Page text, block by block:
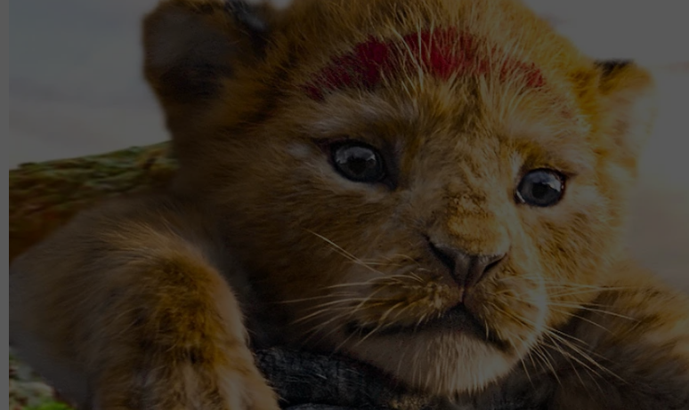
Puan Nordina menambah, penganjuran program ini juga selaras dengan usaha memperkukuh
sistem sokongan sosial dan psikososial melalui inisiatif seperti Pusat Sokongan Sosial
Setempat (PSSS) YKN, yang menyediakan khidmat kaunseling berdaftar, bimbingan dan
intervensi kepada mereka yang memerlukan.
Program Kasih Fun Run 2025 Yayasan Kebajikan Negara Kementerian Pembangunan Wanita,
Keluarga dan Masyarakat (KPWKM), dengan Kerjasama Sinar Karangkraf Sdn Bhd, dan KL Car
Free Morning, sebagai platform santai dan positif untuk menggalakkan masyarakat bergerak
aktif sambil menyebarkan mesej kesihatan mental.
Larian sejauh 5 kilometer itu dijangka menarik lebih 1,000 peserta dari pelbagai lapisan
masyarakat termasuk keluarga, pelajar dan kakitangan agensi kerajaan. Ia turut menawarkan
pengalaman santai dengan suasana mesra komuniti di tengah-tengah ibu kota.
Mengulas lanjut, Puan Nordina menegaskan bahawa kesejahteraan mental berkait rapat
dengan gaya hidup sihat. Aktiviti fizikal seperti berjalan atau berlari bukan sahaja baik untuk
tubuh, malah membantu melepaskan hormon endorfin yang meningkatkan mood dan
ketenangan.